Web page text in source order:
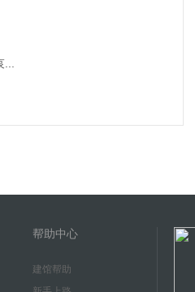
...
帮助中心
建馆帮助